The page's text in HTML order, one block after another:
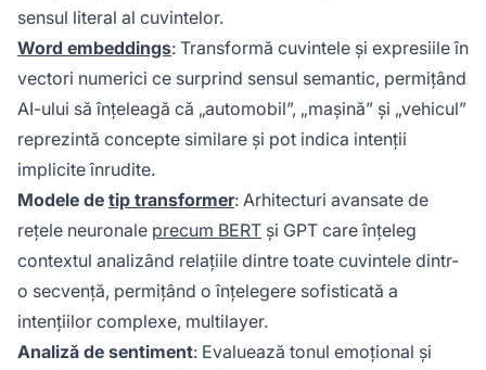
sensul literal al cuvintelor.
Word embeddings: Transformă cuvintele și expresiile în
vectori numerici ce surprind sensul semantic, permițând
AI-ului să înțeleagă că „automobil”, „mașină” și „vehicul”
reprezintă concepte similare și pot indica intenții
implicite înrudite.
Modele de tip transformer: Arhitecturi avansate de
rețele neuronale precum BERT și GPT care înțeleg
contextul analizând relațiile dintre toate cuvintele dintr-
o secvență, permițând o înțelegere sofisticată a
intențiilor complexe, multilayer.
Analiză de sentiment: Evaluează tonul emoțional și